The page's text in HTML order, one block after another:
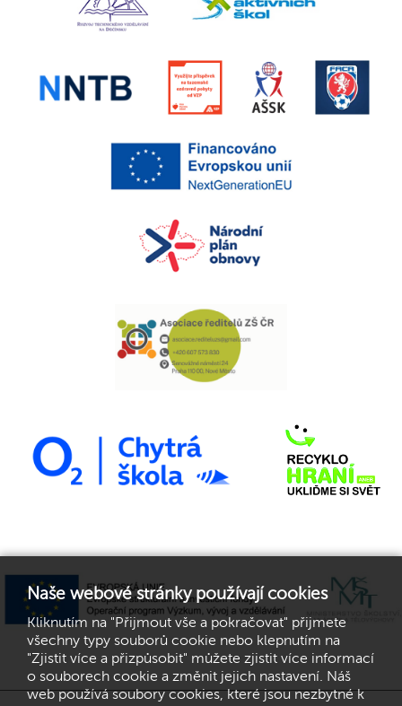
Naše webové stránky používají cookies
Kliknutím na "Přijmout vše a pokračovat" přijmete
všechny typy souborů cookie nebo klepnutím na
"Zjistit více a přizpůsobit" můžete zjistit více informací
o souborech cookie a změnit jejich nastavení. Náš
web používá soubory cookies, které jsou nezbytné k